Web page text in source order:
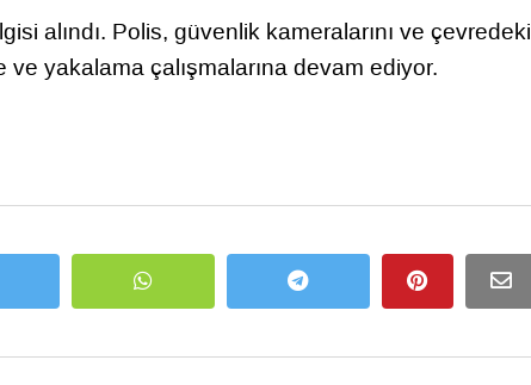
alındı. Polis, güvenlik kameralarını ve çevredeki
ve yakalama çalışmalarına devam ediyor.